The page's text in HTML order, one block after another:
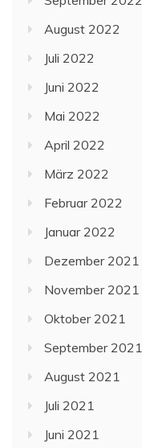
August 2022
Juli 2022
Juni 2022
Mai 2022
April 2022
März 2022
Februar 2022
Januar 2022
Dezember 2021
November 2021
Oktober 2021
September 2021
August 2021
Juli 2021
Juni 2021